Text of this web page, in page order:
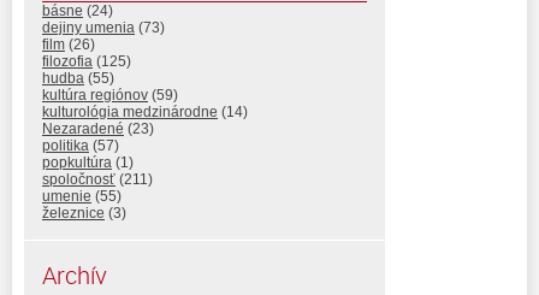
básne (24)
dejiny umenia (73)
film (26)
filozofia (125)
hudba (55)
kultúra regiónov (59)
kulturológia medzinárodne (14)
Nezaradené (23)
politika (57)
popkultúra (1)
spoločnosť (211)
umenie (55)
železnice (3)
Archív